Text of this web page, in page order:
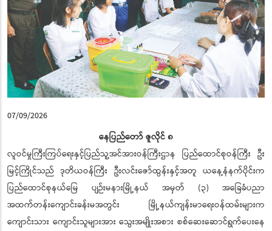
07/09/2026
နေပြည်တော် ဇူလိုင် ၈
လူဝင်မှုကြီးကြပ်ရေးနှင့်ပြည်သူ့အင်အားဝန်ကြီးဌာန ပြည်ထောင်စုဝန်ကြီး ဦး
မြင့်ကြိုင်သည် ဒုတိယဝန်ကြီး ဦးလင်းဇော်ထွန်းနှင့်အတူ ယနေ့နံနက်ပိုင်းက
ပြည်ထောင်စုနယ်မြေ ပျဉ်းမနားမြို့နယ် အမှတ် (၃) အခြေခံပညာ
အထက်တန်းကျောင်းခန်းမအတွင်း မြို့နယ်ကျန်းမာရေးဝန်ထမ်းများက
ကျောင်းသား ကျောင်းသူများအား သွေးအမျိုးအစား စစ်ဆေးဆောင်ရွက်ပေးနေ